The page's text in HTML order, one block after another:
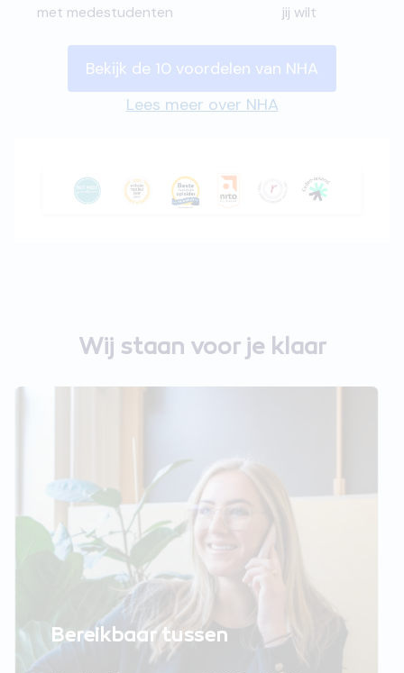
met medestudenten
jij wilt
Bekijk de 10 voordelen van NHA
Lees meer over NHA
Wij staan voor je klaar
Bereikbaar tussen